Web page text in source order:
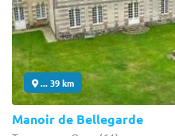
... 39 km
Manoir de Bellegarde